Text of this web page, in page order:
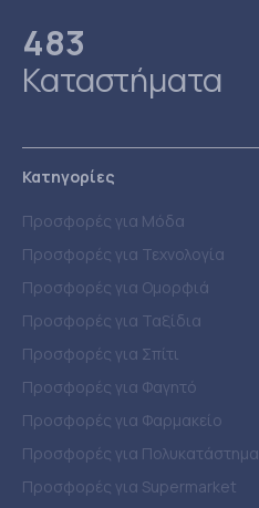
483
Καταστήματα
Κατηγορίες
Προσφορές για Μόδα
Προσφορές για Τεχνολογία
Προσφορές για Ομορφιά
Προσφορές για Ταξίδια
Προσφορές για Σπίτι
Προσφορές για Φαγητό
Προσφορές για Φαρμακείο
Προσφορές για Πολυκατάστημα
Προσφορές για Supermarket